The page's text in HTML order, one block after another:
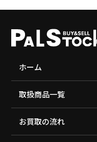
ホーム
取扱商品一覧
お買取の流れ